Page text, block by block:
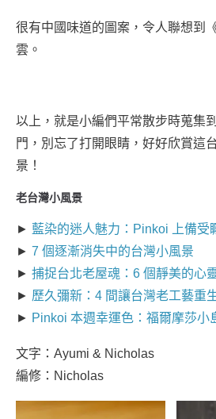
很有中國味道的圖案，令人聯想到
雲。
以上，就是小編們平常散步時蒐集
門，別忘了打開眼睛，好好欣賞這
景！
老台灣小風景
► 藍染的迷人魅力：Pinkoi 上備受
► 7 個逐漸消失中的台灣小風景
► 捕捉台北老屋魂：6 個靜美的心
► 歷久彌新：4 間讓台灣老工藝重
► Pinkoi 本週幸運色：福爾摩莎小
文字：Ayumi & Nicholas
編修：Nicholas